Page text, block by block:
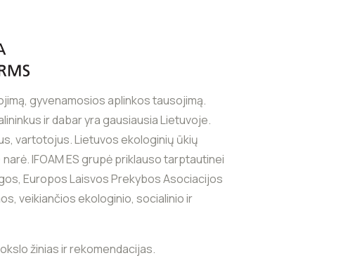
gyvenamosios aplinkos tausojimą.
ir dabar yra gausiausia Lietuvoje.
vartotojus. Lietuvos ekologinių ūkių
IFOAM ES grupė priklauso tarptautinei
Europos Laisvos Prekybos Asociacijos
veikiančios ekologinio, socialinio ir
žinias ir rekomendacijas.